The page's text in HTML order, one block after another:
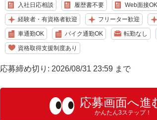
入社日応相談 履歴書不要 Web面接OK
経験者・有資格者歓迎 フリーター歓迎
車通勤OK バイク通勤OK 転勤なし
資格取得支援制度あり
応募締め切り: 2026/08/31 23:59 まで
応募画面へ進
かんたん3ステップ！